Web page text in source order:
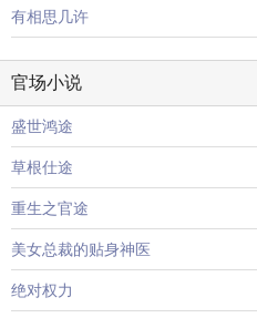
有相思几许
官场小说
盛世鸿途
草根仕途
重生之官途
美女总裁的贴身神医
绝对权力